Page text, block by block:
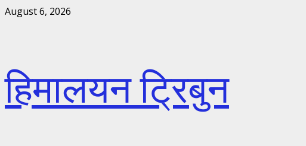
Skip
August 6, 2026
हिमालयन ट्रिबुन